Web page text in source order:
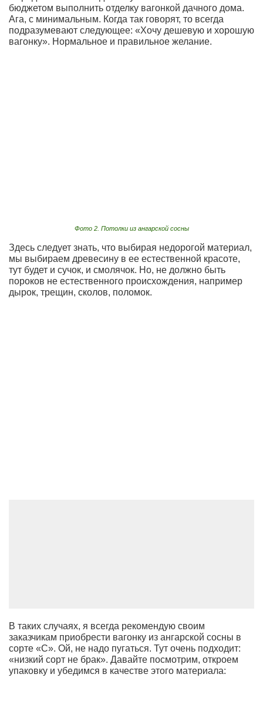
бюджетом выполнить отделку вагонкой дачного дома.
Ага, с минимальным. Когда так говорят, то всегда
подразумевают следующее: «Хочу дешевую и хорошую
вагонку». Нормальное и правильное желание.
Фото 2. Потолки из ангарской сосны
Здесь следует знать, что выбирая недорогой материал,
мы выбираем древесину в ее естественной красоте,
тут будет и сучок, и смолячок. Но, не должно быть
пороков не естественного происхождения, например
дырок, трещин, сколов, поломок.
В таких случаях, я всегда рекомендую своим
заказчикам приобрести вагонку из ангарской сосны в
сорте «С». Ой, не надо пугаться. Тут очень подходит:
«низкий сорт не брак». Давайте посмотрим, откроем
упаковку и убедимся в качестве этого материала: